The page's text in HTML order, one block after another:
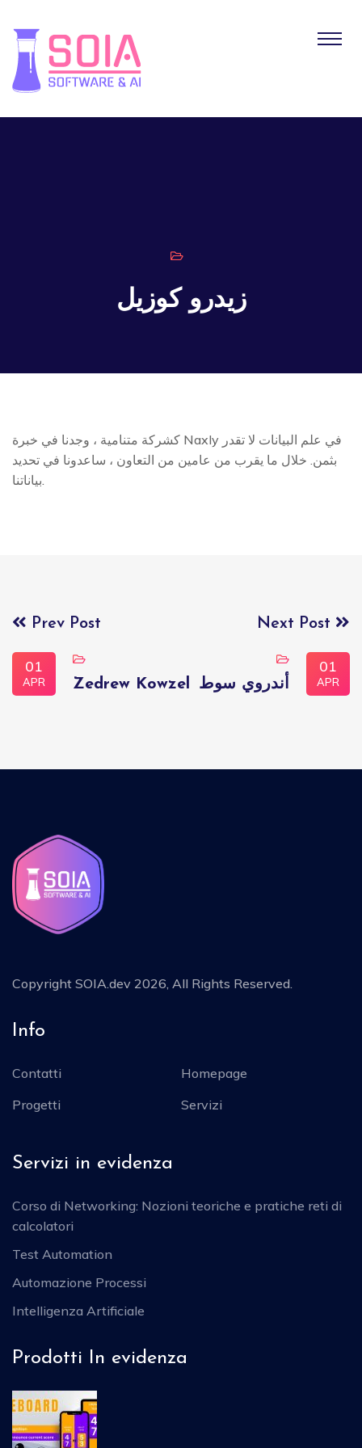
زيدرو كوزيل
كشركة متنامية ، وجدنا في خبرة Naxly في علم البيانات لا تقدر
بثمن. خلال ما يقرب من عامين من التعاون ، ساعدونا في تحديد
بياناتنا.
Prev Post
01
APR Zedrew Kowzel
Next Post
01
APR أندروي سوط
Copyright SOIA.dev 2026, All Rights Reserved.
Info
Contatti
Homepage
Progetti
Servizi
Servizi in evidenza
Corso di Networking: Nozioni teoriche e pratiche reti di
calcolatori
Test Automation
Automazione Processi
Intelligenza Artificiale
Prodotti In evidenza